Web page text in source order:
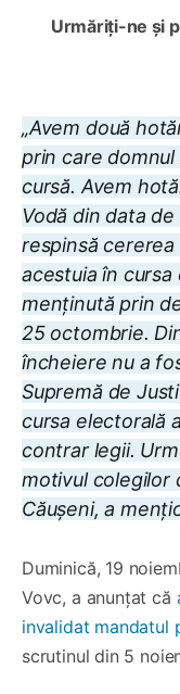
Urmăriți-ne și
„Avem două
prin care
cursă. Avem
Vodă din data
respinsă
acestuia în
menținută prin
25 octombrie.
încheiere nu a
Supremă de
cursa electorală
contrar legii.
motivul colegilor
Căușeni, a
Duminică, 19
Vovc, a anunțat că
invalidat mandatul
scrutinul din 5